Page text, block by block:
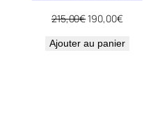
215,00€Le
initial
190,00€Le
actuel
Ajouter au panier